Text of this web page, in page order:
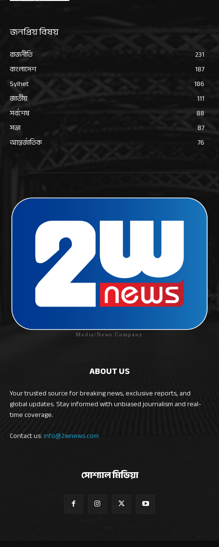
জনপ্রিয় বিষয়
রাজনীতি
231
বাংলাদেশ
187
Sylhet
186
জাতীয়
111
সর্বশেষ
88
সভা
87
আন্তর্জাতিক
76
Media/News Company
ABOUT US
Your trusted source for breaking news, exclusive reports, and
global updates. Stay informed with unbiased journalism and real-
time coverage.
Contact us:info@2wnews.com
সোশ্যাল মিডিয়া